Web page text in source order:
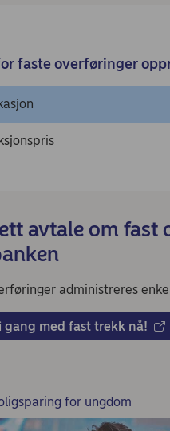
faste overføringer
avtale om fast
administreres
gang med fast trekk nå!
for ungdom